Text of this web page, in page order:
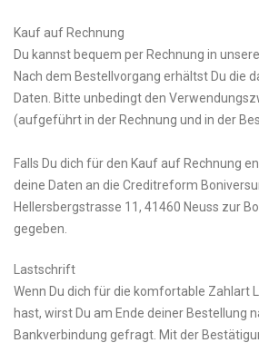
Kauf auf Rechnung
Du kannst bequem per Rechnung in
Nach dem Bestellvorgang erhältst Du die
Daten. Bitte unbedingt den
(aufgeführt in der Rechnung und in der
Falls Du dich für den Kauf auf Rechnung
deine Daten an die Creditreform
Hellersbergstrasse 11, 41460 Neuss zur
gegeben.
Lastschrift
Wenn Du dich für die komfortable Zahlart
hast, wirst Du am Ende deiner Bestellung
Bankverbindung gefragt. Mit der